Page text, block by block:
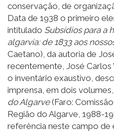
conservação, de
Data de 1938 o primeiro
intitulado Subsídios para a
algarvia: de 1833 aos
Caetano), da autoria de
recentemente, José Carlos
o inventário exaustivo,
imprensa, em dois
do Algarve(Faro:
Região do Algarve, 1988-
referência neste campo de